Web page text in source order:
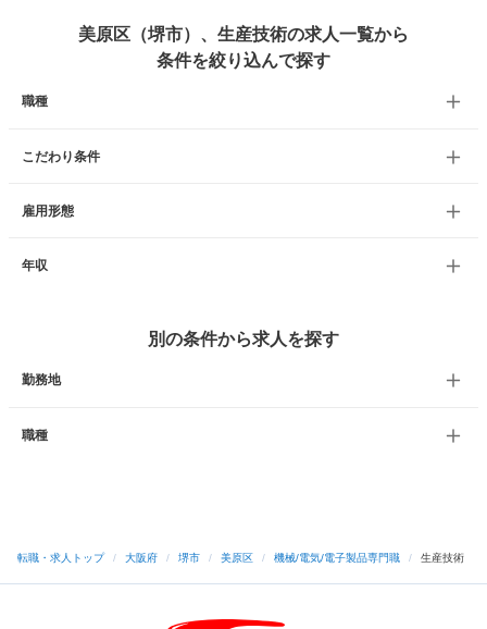
美原区（堺市）、生産技術の求人一覧から
条件を絞り込んで探す
職種
こだわり条件
雇用形態
年収
別の条件から求人を探す
勤務地
職種
転職・求人トップ / 大阪府 / 堺市 / 美原区 / 機械/電気/電子製品専門職 / 生産技術